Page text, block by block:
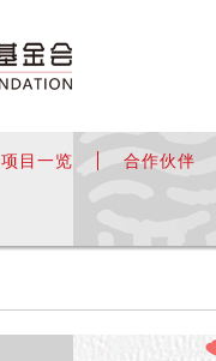
项目一览 合作伙伴